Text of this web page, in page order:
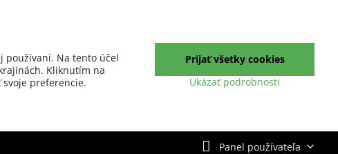
Panel používateľa
používaní. Na tento účel
Kliknutím na
preferencie.
Ukázať podrobnosti
Prijať všetky cookies